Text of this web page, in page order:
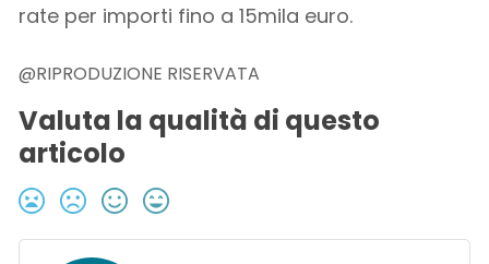
rate per importi fino a 15mila euro.
@RIPRODUZIONE RISERVATA
Valuta la qualità di questo
articolo